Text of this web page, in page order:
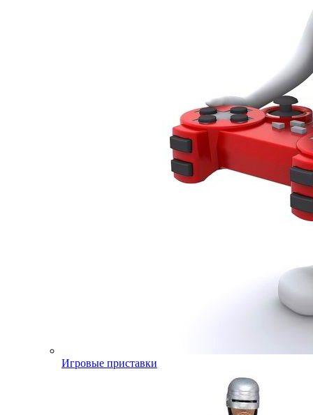
Игровые приставки